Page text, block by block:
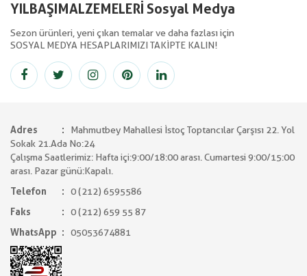
YILBAŞIMALZEMELERİ Sosyal Medya
Sezon ürünleri, yeni çıkan temalar ve daha fazlası için
SOSYAL MEDYA HESAPLARIMIZI TAKİPTE KALIN!
Adres
Mahmutbey Mahallesi İstoç Toptancılar Çarşısı 22. Yol
Sokak 21.Ada No:24
Çalışma Saatlerimiz: Hafta içi:9:00/18:00 arası. Cumartesi 9:00/15:00
arası. Pazar günü:Kapalı.
Telefon
0 (212) 6595586
Faks
0 (212) 659 55 87
WhatsApp
05053674881